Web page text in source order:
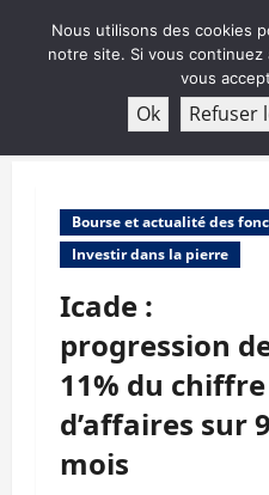
Bourse et actualité des
Investir dans la pierre
Icade :
progression
11% du chiffre
d’affaires sur 9
mois
Nous utilisons des cookies
notre site. Si vous
vous
Ok Refuser